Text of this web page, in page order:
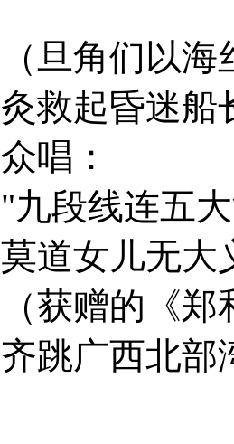
（旦角们以
灸救起昏迷船
众唱：
"九段线连五
莫道女儿无大
（获赠的《
齐跳广西北部